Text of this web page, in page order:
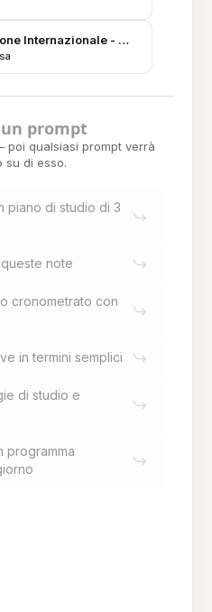
Internazionale - Casi e risposte
un prompt
qualsiasi prompt verrà
su di esso.
piano di studio di 3
note
cronometrato con
in termini semplici
di studio e
programma